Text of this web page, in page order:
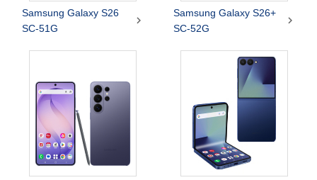
Samsung Galaxy S26
SC-51G

Samsung Galaxy S26+
SC-52G
